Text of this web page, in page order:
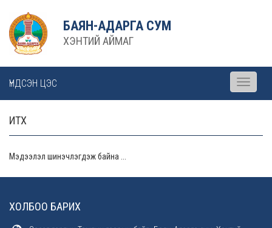
БАЯН-АДАРГА СУМ
ХЭНТИЙ АЙМАГ
ҮНДСЭН ЦЭС
Toggle
ИТХ
Мэдээлэл шинэчлэгдэж байна ...
ХОЛБОО БАРИХ